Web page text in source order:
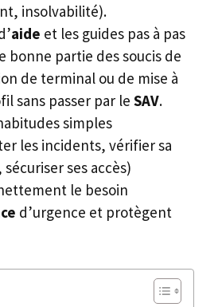
insolvabilité).
aide et les guides pas à pas
bonne partie des soucis de
de terminal ou de mise à
sans passer par le SAV.
simples
les incidents, vérifier sa
ses accès)
le besoin
d’urgence et protègent